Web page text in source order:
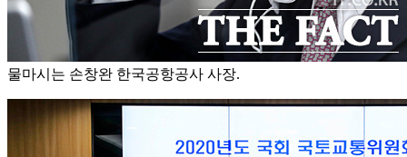
물마시는 손창완 한국공항공사 사장.